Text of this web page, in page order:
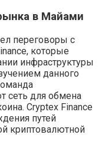
в Майами
переговоры с
которые
инфраструктуры
данного
сеть для обмена
Cryptex Finance
путей
криптовалютной